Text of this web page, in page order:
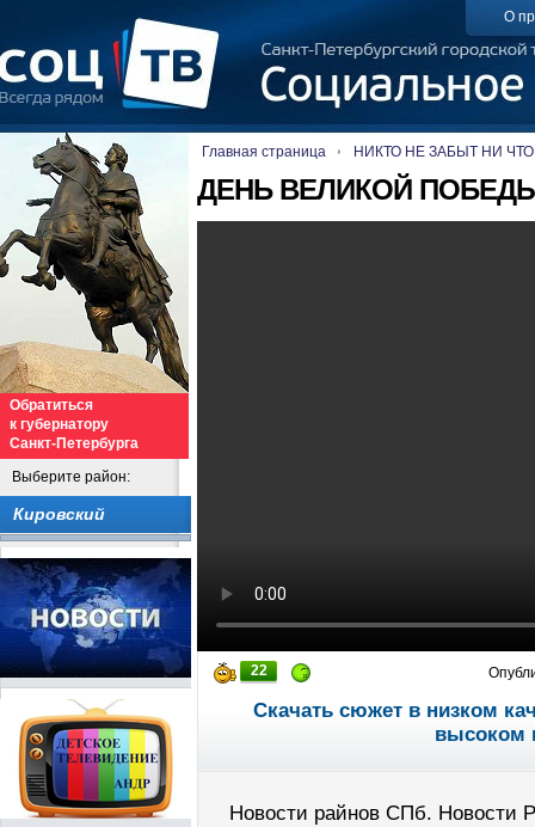
О
Обратиться
к губернатору
Санкт-Петербурга
Выберите район:
Кировский
Главная страница НИКТО НЕ ЗАБЫТ НИ
ДЕНЬ ВЕЛИКОЙ
22
Скачать сюжет в низком
высоком
Новости райнов СПб.